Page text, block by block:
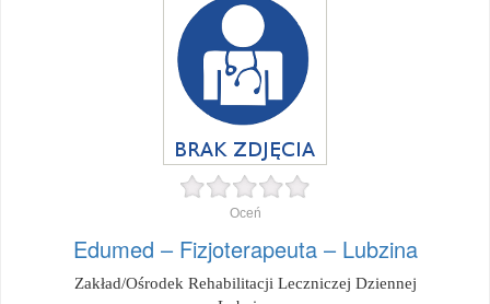
Oceń
Edumed – Fizjoterapeuta – Lubzina
Zakład/Ośrodek Rehabilitacji Leczniczej Dziennej